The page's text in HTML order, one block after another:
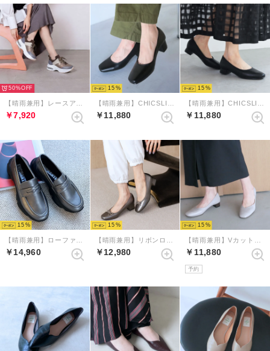
50%
￥7,920
15
￥11,880
15
￥11,880
15
￥14,960
15
￥12,980
15
￥11,880
予約